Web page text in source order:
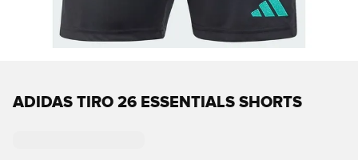
ADIDAS TIRO 26 ESSENTIALS SHORTS